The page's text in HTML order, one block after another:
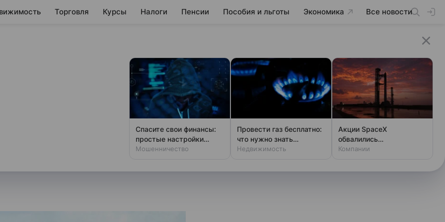
Торговля Курсы Налоги Пенсии Пособия и льготы Экономика Все новости
рассрочек от
застройщиками, на сумму
Александр Данилов.
Спасите свои финансы:
простые настройки
против мошенников
Мошенничество
Провести газ бесплатно:
что нужно знать
владельцам дач
Недвижимость
Акции SpaceX
обвалились
одновременно с аварией
Компании